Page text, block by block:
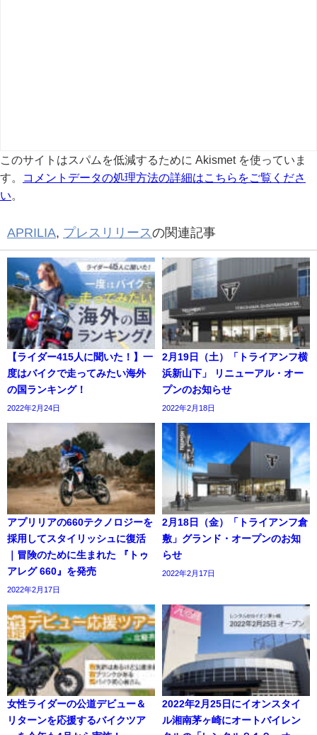
このサイトはスパムを低減するために Akismet を使っていま
す。
コメントデータの処理方法の詳細はこちらをご覧くださ
い
APRILIA, プレスリリースの関連記事
【ライダー415人に聞いた！】一
度はバイクで走ってみたい海外
の国ランキング！
2022年2月24日
2月19日（土）「トライアンフ横
浜新山下」 リニューアル・オー
プンのお知らせ
2022年2月18日
アプリリアの660テクノロジーを
採用してスタイリッシュに復活
｜冒険のために生まれた 『トゥ
アレグ 660』を発売
2022年2月17日
2月18日（金）「トライアンフ倉
敷」グランド・オープンのお知
らせ
2022年2月17日
女性ライダーの公道デビュー＆
リターンを応援するバイクツア
2022年2月25日にイオンスタイ
ル湘南茅ヶ崎にオートバイレン